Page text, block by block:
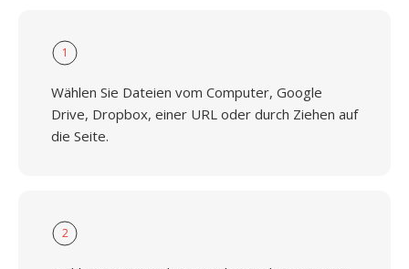
1
Wählen Sie Dateien vom Computer, Google
Drive, Dropbox, einer URL oder durch Ziehen auf
die Seite.
2